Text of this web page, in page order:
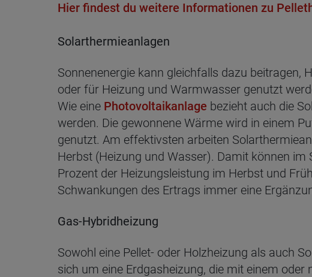
Hier findest du weitere Informationen zu
Solarthermieanlagen
Sonnenenergie kann gleichfalls dazu beitragen,
oder für Heizung und Warmwasser genutzt
Wie eine Photovoltaikanlage bezieht auch die
werden. Die gewonnene Wärme wird in einem
genutzt. Am effektivsten arbeiten
Herbst (Heizung und Wasser). Damit können
Prozent der Heizungsleistung im Herbst und
Schwankungen des Ertrags immer eine
Gas-Hybridheizung
Sowohl eine Pellet- oder Holzheizung als auch
sich um eine Erdgasheizung, die mit einem